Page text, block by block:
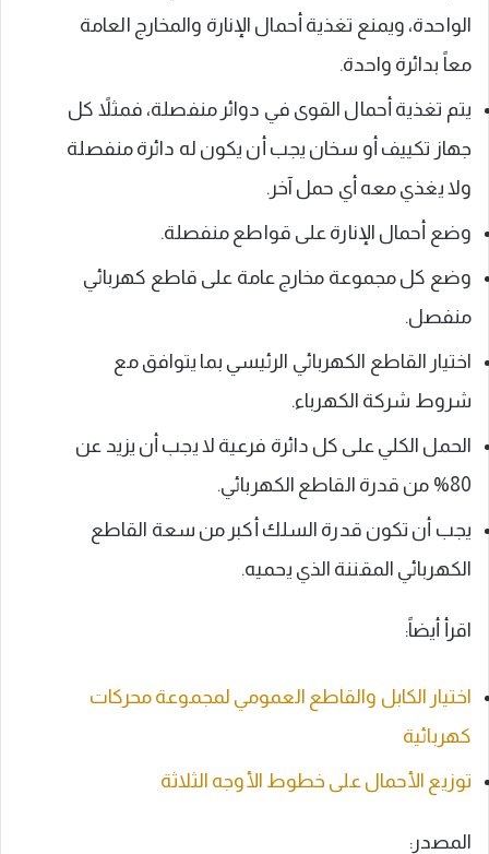
الواحدة، ويمنع تغذية أحمال الإنارة والمخارج العامة
معاً بدائرة واحدة.
يتم تغذية أحمال القوى في دوائر منفصلة، فمثلاً كل
جهاز تكييف أو سخان يجب أن يكون له دائرة منفصلة
ولا يغذي معه أي حمل آخر.
وضع أحمال الإنارة على قواطع منفصلة.
وضع كل مجموعة مخارج عامة على قاطع كهربائي
منفصل.
اختيار القاطع الكهربائي الرئيسي بما يتوافق مع
شروط شركة الكهرباء.
الحمل الكلي على كل دائرة فرعية لا يجب أن يزيد عن
80% من قدرة القاطع الكهربائي.
يجب أن تكون قدرة السلك أكبر من سعة القاطع
الكهربائي المقننة الذي يحميه.
اقرأ أيضاً:
اختيار الكابل والقاطع العمومي لمجموعة محركات
كهربائية
توزيع الأحمال على خطوط الأوجه الثلاثة
المصدر: